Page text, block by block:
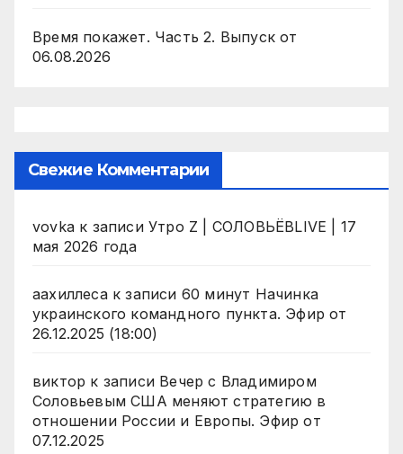
Время покажет. Часть 2. Выпуск от
06.08.2026
Свежие Комментарии
vovka к записи Утро Z | СОЛОВЬЁВLIVE | 17
мая 2026 года
аахиллесак записи 60 минут Начинка
украинского командного пункта. Эфир от
26.12.2025 (18:00)
виктор к записи Вечер с Владимиром
Соловьевым США меняют стратегию в
отношении России и Европы. Эфир от
07.12.2025